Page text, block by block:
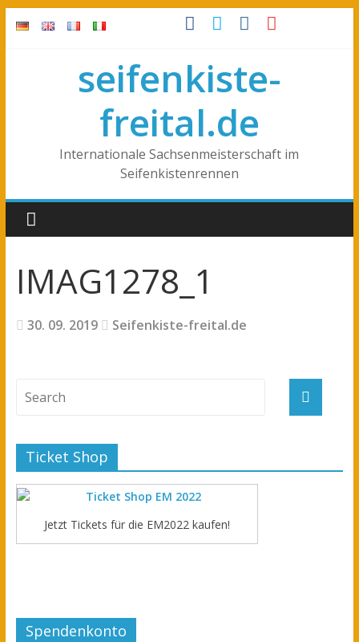
seifenkiste-
freital.de
Internationale Sachsenmeisterschaft im
Seifenkistenrennen
IMAG1278_1
30. 09. 2019 Seifenkiste-freital.de
Ticket Shop
Jetzt Tickets für die EM2022 kaufen!
Spendenkonto